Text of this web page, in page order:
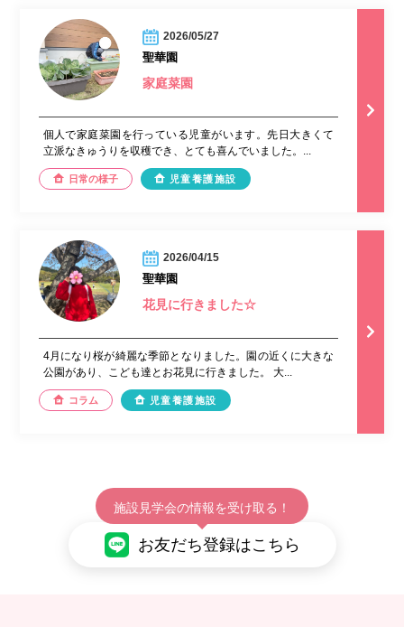
2026/05/27
聖華園
家庭菜園
個人で家庭菜園を行っている児童がいます。先日大きくて
立派なきゅうりを収穫でき、とても喜んでいました。...
日常の様子 児童養護施設
2026/04/15
聖華園
花見に行きました☆
4月になり桜が綺麗な季節となりました。園の近くに大きな
公園があり、こども達とお花見に行きました。 大...
コラム 児童養護施設
施設見学会の情報を受け取る！
お友だち登録はこちら